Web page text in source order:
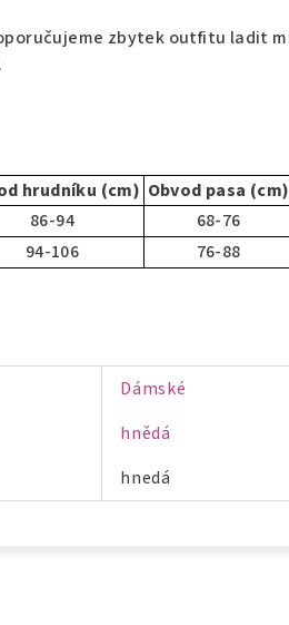
zbytek outfitu ladit
hrudníku (cm) Obvod pasa (cm)
86-94 68-76
94-106 76-88
Dámské
hnědá
hnedá